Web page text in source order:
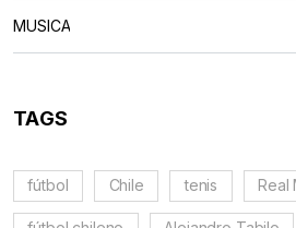
MUSICA
TAGS
fútbol Chile tenis Real